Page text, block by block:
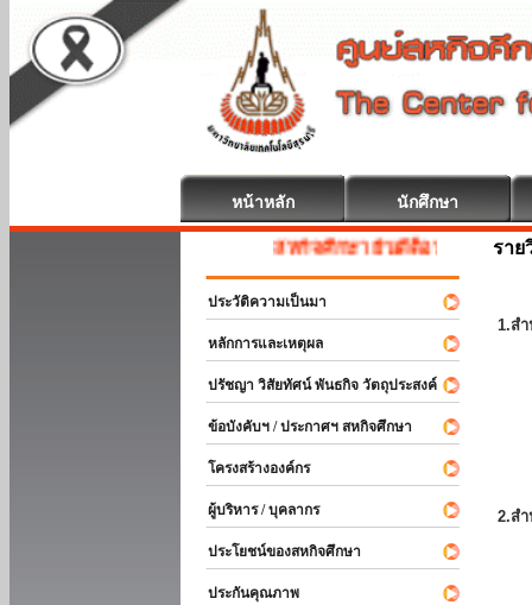
หน้าหลัก นักศึกษา
สหกิจศึกษา ยินดีต้อนรับ
ประวัติความเป็นมา
หลักการและเหตุผล
ปรัชญา วิสัยทัศน์ พันธกิจ วัตถุประสงค์
ข้อบังคับฯ / ประกาศฯ สหกิจศึกษา
โครงสร้างองค์กร
ผู้บริหาร / บุคลากร
ประโยชน์ของสหกิจศึกษา
ประกันคุณภาพ
ราย
1.ส
2.ส